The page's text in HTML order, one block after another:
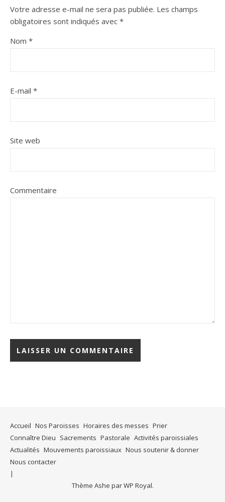
Votre adresse e-mail ne sera pas publiée. Les champs
obligatoires sont indiqués avec *
Nom *
E-mail *
Site web
Commentaire
Accueil Nos Paroisses Horaires des messes Prier
Connaître Dieu Sacrements Pastorale Activités paroissiales
Actualités Mouvements paroissiaux Nous soutenir & donner
Nous contacter
Thème Ashe parWP Royal.